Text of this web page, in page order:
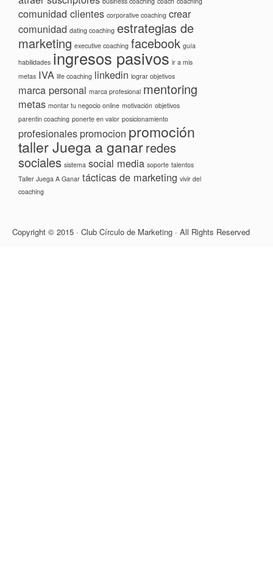
comunidad clientes corporative coaching crear
comunidad dating coaching estrategias de
marketing executive coaching facebook guía
habilidades ingresos pasivos ir a mis
metas IVA life coaching linkedin lograr objetivos
marca personal marca profesional mentoring
metas montar tu negocio online motivación objetivos
parentin coaching ponerte en valor posicionamiento
profesionales promocion promoción
taller Juega a ganarredes
sociales sistema social media soporte talentos
Taller Juega A Ganar tácticas de marketing vivir del
coaching
Copyright © 2015 · Club Círculo de Marketing · All Rights Reserved